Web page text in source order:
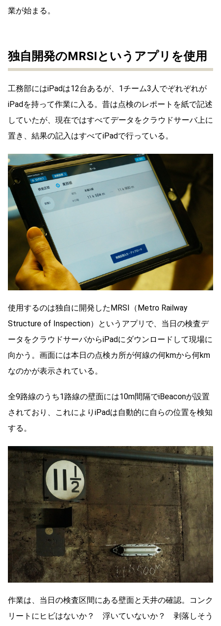
業が始まる。
独自開発のMRSIというアプリを使用
工務部にはiPadは12台あるが、1チーム3人でぞれぞれが
iPadを持って作業に入る。昔は点検のレポートを紙で記述
していたが、現在ではすべてデータをクラウドサーバ上に
置き、結果の記入はすべてiPadで行っている。
使用するのは独自に開発したMRSI（Metro Railway
Structure of Inspection）というアプリで、当日の検査デ
ータをクラウドサーバからiPadにダウンロードして現場に
向かう。画面には本日の点検カ所が何線の何kmから何km
なのかが表示されている。
全9路線のうち1路線の壁面には10m間隔でiBeaconが設置
されており、これによりiPadは自動的に自らの位置を検知
する。
作業は、当日の検査区間にある壁面と天井の確認。コンク
リートにヒビはないか？ 浮いていないか？ 剥落しそう